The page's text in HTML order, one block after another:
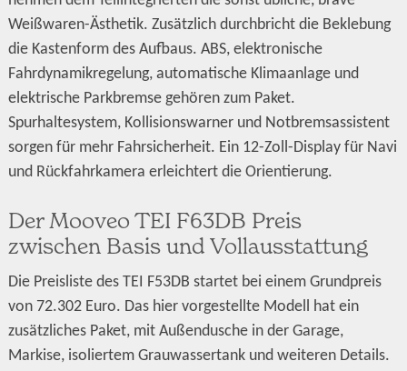
Weißwaren-Ästhetik. Zusätzlich durchbricht die Beklebung
die Kastenform des Aufbaus. ABS, elektronische
Fahrdynamikregelung, automatische Klimaanlage und
elektrische Parkbremse gehören zum Paket.
Spurhaltesystem, Kollisionswarner und Notbremsassistent
sorgen für mehr Fahrsicherheit. Ein 12-Zoll-Display für Navi
und Rückfahrkamera erleichtert die Orientierung.
Der Mooveo TEI F63DB Preis
zwischen Basis und Vollausstattung
Die Preisliste des TEI F53DB startet bei einem Grundpreis
von 72.302 Euro. Das hier vorgestellte Modell hat ein
zusätzliches Paket, mit Außendusche in der Garage,
Markise, isoliertem Grauwassertank und weiteren Details.